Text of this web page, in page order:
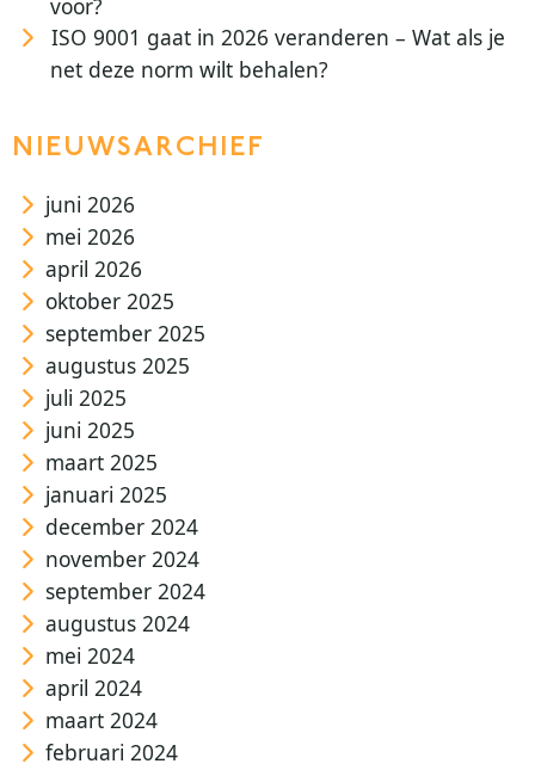
ISO 9001 gaat in 2026 veranderen – Wat als je
net deze norm wilt behalen?
NIEUWSARCHIEF
juni 2026
mei 2026
april 2026
oktober 2025
september 2025
augustus 2025
juli 2025
juni 2025
maart 2025
januari 2025
december 2024
november 2024
september 2024
augustus 2024
mei 2024
april 2024
maart 2024
februari 2024